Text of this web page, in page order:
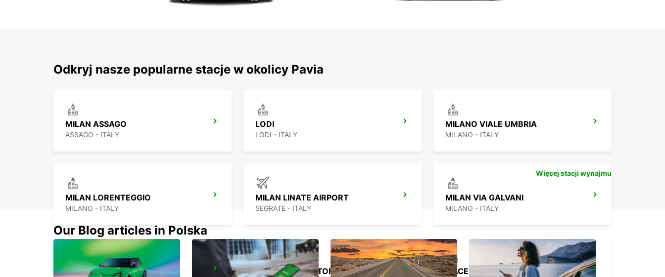
Odkryj nasze popularne stacje w okolicy Pavia
MILAN ASSAGO
ASSAGO - ITALY
LODI
LODI - ITALY
MILANO VIALE UMBRIA
MILANO - ITALY
MILAN LORENTEGGIO
MILANO - ITALY
MILAN LINATE AIRPORT
SEGRATE - ITALY
MILAN VIA GALVANI
MILANO - ITALY
MILAN VIALE ESPINASSE MILAN VIA CRISTOFORO GLUCK PIACENZA
Więcej stacji wynajmu
Our Blog articles in Polska